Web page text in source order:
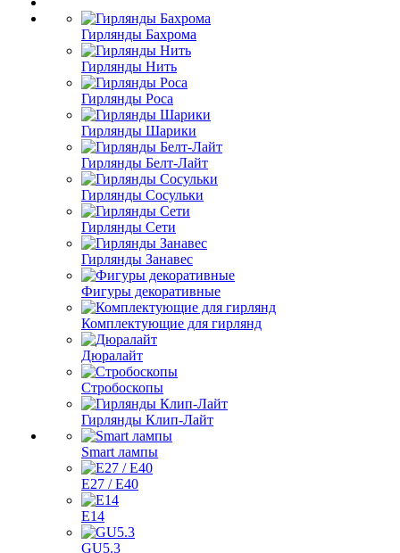
Гирлянды Бахрома
Гирлянды Нить
Гирлянды Роса
Гирлянды Шарики
Гирлянды Белт-Лайт
Гирлянды Сосульки
Гирлянды Сети
Гирлянды Занавес
Фигуры декоративные
Комплектующие для гирлянд
Дюралайт
Стробоскопы
Гирлянды Клип-Лайт
Smart лампы
E27 / E40
E14
GU5.3